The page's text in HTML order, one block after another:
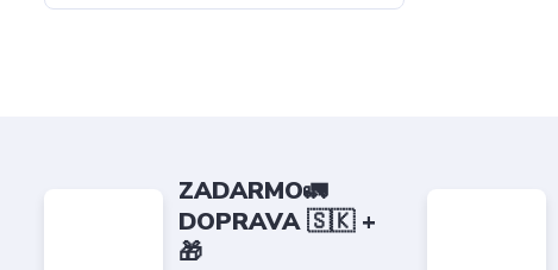
ZADARMO🚛
DOPRAVA 🇸🇰 +
🎁